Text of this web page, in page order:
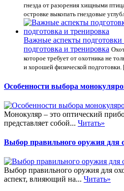
гнезда от разорения хищными
островке выкопать гнездовые
Важные аспекты подготовки
подготовка и тренировка
которое требует от охотника не
и хорошей физической
Особенности выбора
Монокуляр – это оптический
представляет собой... Читать»
Выбор правильного оружия для
Выбор правильного оружия для
аспект, влияющий на... Читать»